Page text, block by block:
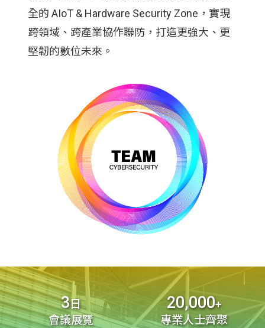
全的 AIoT & Hardware Security Zone，實現
跨領域、跨產業協作聯防，打造更強大、更
堅韌的數位未來。
3日
會議展覽
20,000+
專業人士齊聚